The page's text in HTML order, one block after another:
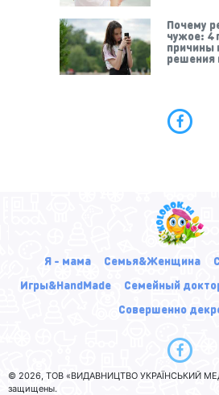
Почему
чужое: 4
причины
решения
Я - мама Семья&Женщина
Игры&HandMade
Семейный
Совершенно
© 2026, ТОВ «ВИДАВНИЦТВО УКРАЇНСЬКИЙ
защищены.